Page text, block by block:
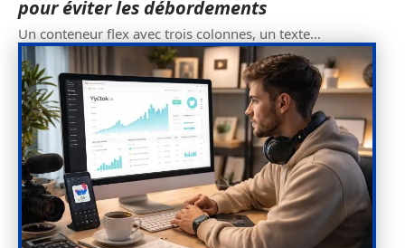
pour éviter les débordements
Un conteneur flex avec trois colonnes, un texte…